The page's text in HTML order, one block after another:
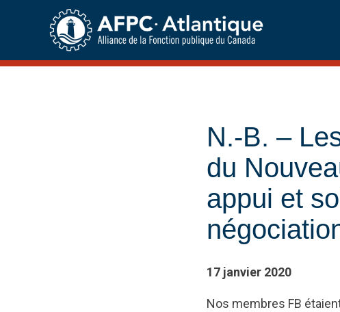
N.-B. –
du
appui et
17 janvier 2020
Nos membres FB